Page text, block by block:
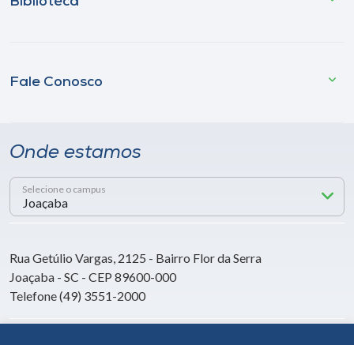
Fale Conosco
Onde estamos
Selecione o campus
Rua Getúlio Vargas, 2125 - Bairro Flor da Serra
Joaçaba - SC - CEP 89600-000
Telefone (49) 3551-2000